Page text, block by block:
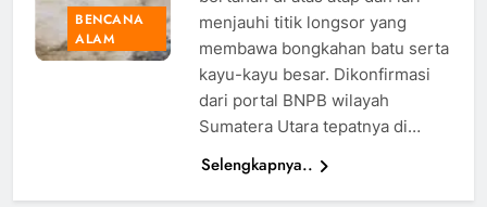
BENCANA
ALAM
menjauhi titik longsor yang
membawa bongkahan batu serta
kayu-kayu besar. Dikonfirmasi
dari portal BNPB wilayah
Sumatera Utara tepatnya di…
Selengkapnya..